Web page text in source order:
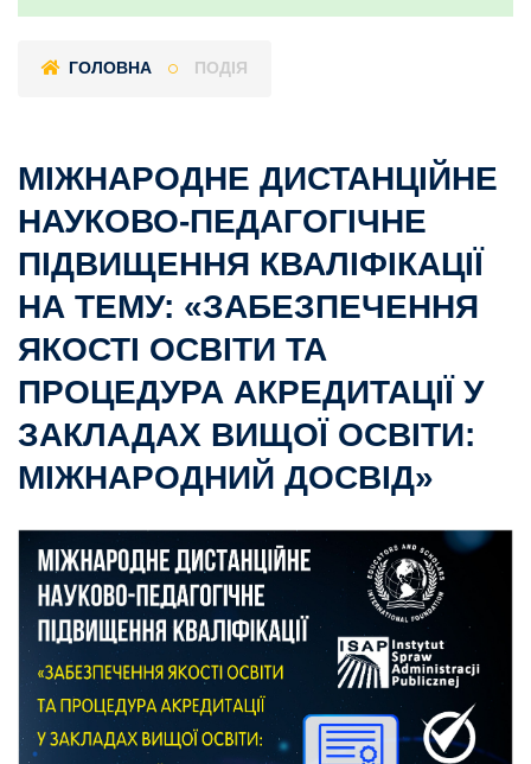
ГОЛОВНА ПОДІЯ
МІЖНАРОДНЕ ДИСТАНЦІЙНЕ
НАУКОВО-ПЕДАГОГІЧНЕ
ПІДВИЩЕННЯ КВАЛІФІКАЦІЇ
НА ТЕМУ: «ЗАБЕЗПЕЧЕННЯ
ЯКОСТІ ОСВІТИ ТА
ПРОЦЕДУРА АКРЕДИТАЦІЇ У
ЗАКЛАДАХ ВИЩОЇ ОСВІТИ:
МІЖНАРОДНИЙ ДОСВІД»